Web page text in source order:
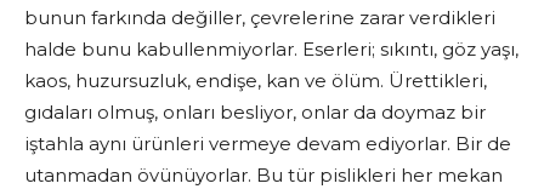
bunun farkında değiller, çevrelerine zarar verdikleri
halde bunu kabullenmiyorlar. Eserleri; sıkıntı, göz yaşı,
kaos, huzursuzluk, endişe, kan ve ölüm. Ürettikleri,
gıdaları olmuş, onları besliyor, onlar da doymaz bir
iştahla aynı ürünleri vermeye devam ediyorlar. Bir de
utanmadan övünüyorlar. Bu tür pislikleri her mekan